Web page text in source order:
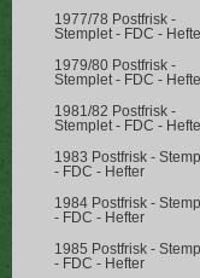
1977/78 Postfrisk -
Stemplet - FDC -
1979/80 Postfrisk -
Stemplet - FDC -
1981/82 Postfrisk -
Stemplet - FDC -
1983 Postfrisk -
- FDC - Hefter
1984 Postfrisk -
- FDC - Hefter
1985 Postfrisk -
- FDC - Hefter